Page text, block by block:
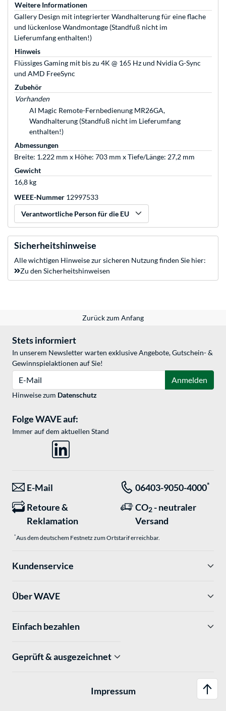
Weitere Informationen
Gallery Design mit integrierter Wandhalterung für eine flache
und lückenlose Wandmontage (Standfuß nicht im
Lieferumfang enthalten!)
Hinweis
Flüssiges Gaming mit bis zu 4K @ 165 Hz und Nvidia G-Sync
und AMD FreeSync
Zubehör
Vorhanden
AI Magic Remote-Fernbedienung MR26GA,
Wandhalterung (Standfuß nicht im Lieferumfang
enthalten!)
Abmessungen
Breite: 1.222 mm x Höhe: 703 mm x Tiefe/Länge: 27,2 mm
Gewicht
16,8 kg
WEEE-Nummer 12997533
Verantwortliche Person für die EU
Sicherheitshinweise
Alle wichtigen Hinweise zur sicheren Nutzung finden Sie hier:
Zu den Sicherheitshinweisen
Zurück zum Anfang
Stets informiert
In unserem Newsletter warten exklusive Angebote, Gutschein- &
Gewinnspielaktionen auf Sie!
Anmelden
Hinweise zum Datenschutz
Folge WAVE auf:
Immer auf dem aktuellen Stand
E-Mail 06403-9050-4000*
Retoure &
Reklamation
CO2 - neutraler
Versand
*Aus dem deutschem Festnetz zum Ortstarif erreichbar.
Kundenservice
Über WAVE
Einfach bezahlen
Geprüft & ausgezeichnet
Impressum